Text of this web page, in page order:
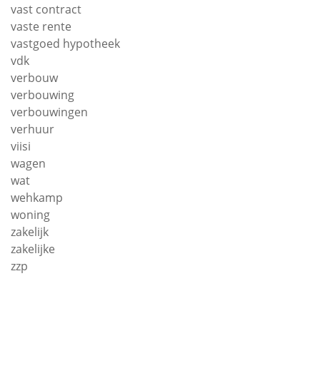
vast contract
vaste rente
vastgoed hypotheek
vdk
verbouw
verbouwing
verbouwingen
verhuur
viisi
wagen
wat
wehkamp
woning
zakelijk
zakelijke
zzp